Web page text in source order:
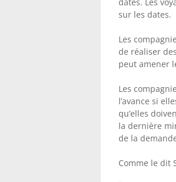
dates. Les
sur les dates.
Les
de réaliser
peut amener
Les
l’avance si
qu’elles
la dernière
de la
Comme le dit